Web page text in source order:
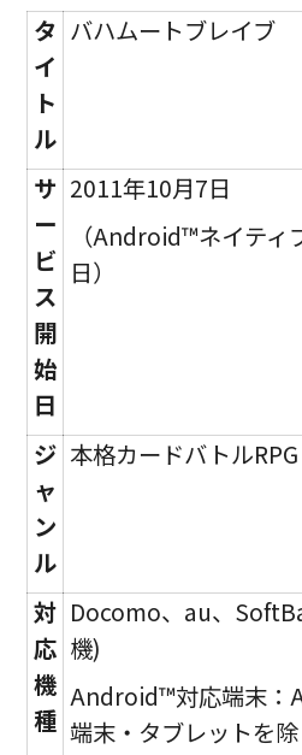
タ
イ
ト
ル
バハムートブレイブ
サ
ー
ビ
ス
開
始
日
2011年10月7日
（Android™ネイテ
日）
ジ
ャ
ン
ル
本格カードバトルRPG
対
応
機
種
Docomo、au、
機)
Android™対応端末
端末・タブレットを除